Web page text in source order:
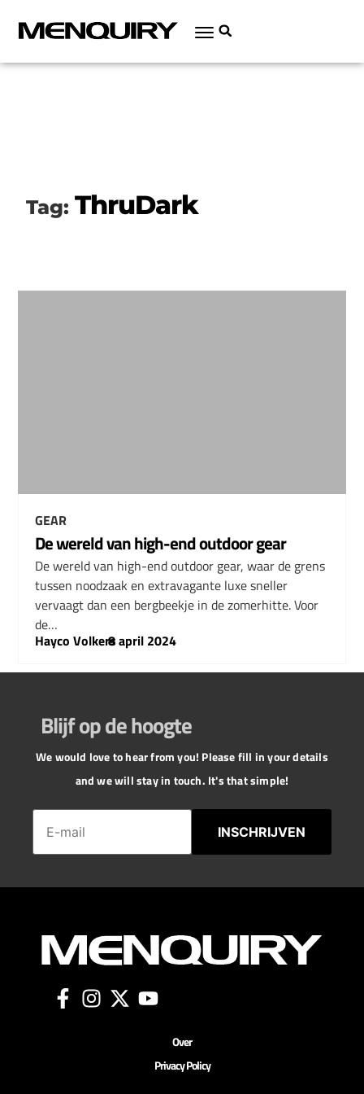
Tag:ThruDark
GEAR
De wereld van high-end outdoor gear
De wereld van high-end outdoor gear, waar de grens
tussen noodzaak en extravagante luxe sneller
vervaagt dan een bergbeekje in de zomerhitte. Voor
de…
Hayco Volkers
–
8 april 2024
Blijf op de hoogte
We would love to hear from you! Please fill in your details
and we will stay in touch. It's that simple!
INSCHRIJVEN
Over
Privacy Policy